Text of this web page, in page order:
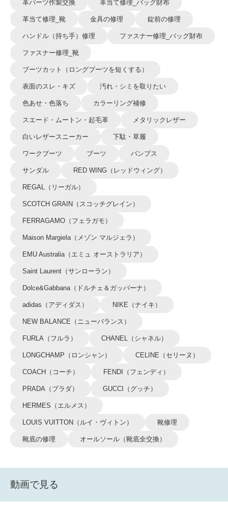
革パーツ作製交換 革当て修理_バッグ財布
革当て修理_靴 金具の修理 錠前の修理
ハンドル（持ち手）修理 ファスナー修理_バッグ財布
ファスナー修理_靴
ブーツカット（ロングブーツを短くする）
表面のスレ・キズ 汚れ・シミを取りたい
色あせ・色落ち カラーリング補修
スエード・ムートン・起毛革 メタリックレザー
白いレザースニーカー 下駄・草履
ワークブーツ ブーツ パンプス
サンダル RED WING（レッドウィング）
REGAL（リーガル）
SCOTCH GRAIN（スコッチグレイン）
FERRAGAMO（フェラガモ）
Maison Margiela（メゾン マルジェラ）
EMU Australia（エミュ オーストラリア）
Saint Laurent（サンローラン）
Dolce&Gabbana（ドルチェ＆ガッバーナ）
adidas（アディダス） NIKE（ナイキ）
NEW BALANCE（ニューバランス）
FURLA（フルラ） CHANEL（シャネル）
LONGCHAMP（ロンシャン） CELINE（セリーヌ）
COACH（コーチ） FENDI（フェンディ）
PRADA（プラダ） GUCCI（グッチ）
HERMES（エルメス）
LOUIS VUITTON（ルイ・ヴィトン） 靴修理
靴底の修理 オールソール（靴底全交換）
動画で見る